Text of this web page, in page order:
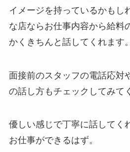
イメージを持っているかもし
な店ならお仕事内容から給料
かくきちんと話してくれます。
面接前のスタッフの電話応対
の話し方もチェックしてみて
優しい感じで丁寧に話してく
お仕事ができるはず。